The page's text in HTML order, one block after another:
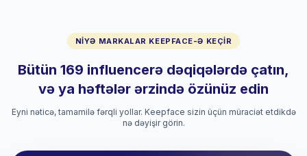
NIYƏ MARKALAR KEEPFACE-Ə KEÇIR
Bütün 169 influencerə dəqiqələrdə çatın,
və ya həftələr ərzində özünüz edin
Eyni nəticə, tamamilə fərqli yollar. Keepface sizin üçün müraciət etdikdə
nə dəyişir görin.